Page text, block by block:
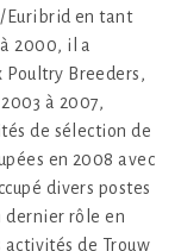
Euribrid en tant
2000, il a
Breeders,
à 2007,
de sélection de
en 2008 avec
divers postes
dernier rôle en
de Trouw